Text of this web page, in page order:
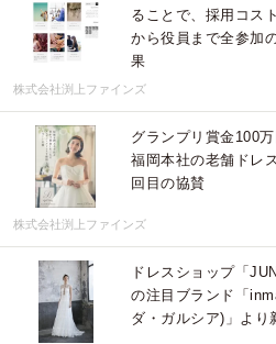
ることで、採用コス
から役員まで全参加
果
株式会社渕上ファインズ
グランプリ賞金100
福岡本社の老舗ドレ
回目の協賛
株式会社渕上ファインズ
ドレスショップ「
の注目ブランド「
ダ・ガルシア)」より